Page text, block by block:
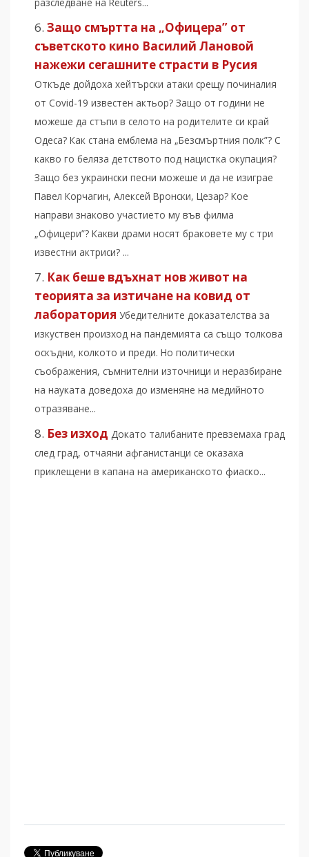
Защо смъртта на „Офицера” от
съветското кино Василий Лановой
нажежи сегашните страсти в Русия
Откъде дойдоха хейтърски атаки срещу починалия
от Covid-19 известен актьор? Защо от години не
можеше да стъпи в селото на родителите си край
Одеса? Как стана емблема на „Безсмъртния полк”? С
какво го беляза детството под нацистка окупация?
Защо без украински песни можеше и да не изиграе
Павел Корчагин, Алексей Вронски, Цезар? Кое
направи знаково участието му във филма
„Офицери”? Какви драми носят браковете му с три
известни актриси? ...
Как беше вдъхнат нов живот на
теорията за изтичане на ковид от
лаборатория Убедителните доказателства за
изкуствен произход на пандемията са също толкова
оскъдни, колкото и преди. Но политически
съображения, съмнителни източници и неразбиране
на науката доведоха до изменяне на медийното
отразяване...
Без изход Докато талибаните превземаха град
след град, отчаяни афганистанци се оказаха
приклещени в капана на американското фиаско...